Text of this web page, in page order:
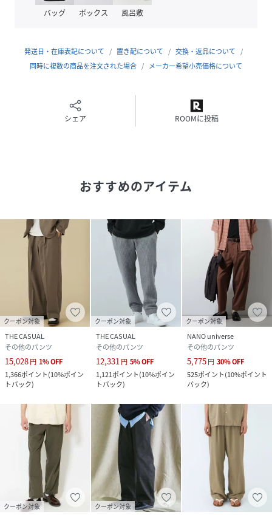
んでベルトでぎゅっと締めたルーズなルックスも、今っぽさ
また、同素材のノーカラージャケットやテーラードジャケッ
トとセットアップで着用すれば、簡単にお洒落なコーデが完
【Naturemier(ナチュレミア)(TM)】
吸水速乾性があり、肌離れが良いので汗ばむ季節も快適にお
ピリング性も併せ持ち、毛玉ができにくいため1シーズンだ
けでなく長い間ご愛用いただける生地です。お洗濯後も乾き
やすく、シワになりにくいためアイロンも不要で、お手入れ
が簡単。より気軽にデイリー使いができる素材となっていま
■同素材アイテム
品番：ver241187
ノーカラー長袖ジャケット
品番：ver241184
２ボタン長袖テーラードジャケット
古き良き日本のモノづくりを現代に落とし込んだ国内生産ア
イテムをメインとしたブランド。普段の着こなしに溶け込
む、こなれたファッション性のあるアイテムをお楽しみくだ
さい。
▼着用スペック
モデル：178cm｜着用サイズ：M
バッグ ボックス 風呂敷
発送日・在庫表記について 置き配について
交換・返品について
同時に複数の商品を注文された場合
メーカー希望小売価格について
シェア ROOMに投稿
おすすめのアイテム
クーポン対象
THE CASUAL
その他のパンツ
15,028円 1%OFF
1,366ポイント(10%ポイン
トバック)
クーポン対象
THE CASUAL
その他のパンツ
12,331円 5%OFF
1,121ポイント(10%ポイン
トバック)
クーポン対象
NANO universe
その他のパンツ
5,775円 30%OFF
525ポイント(10%ポイント
バック)
クーポン対象 クーポン対象